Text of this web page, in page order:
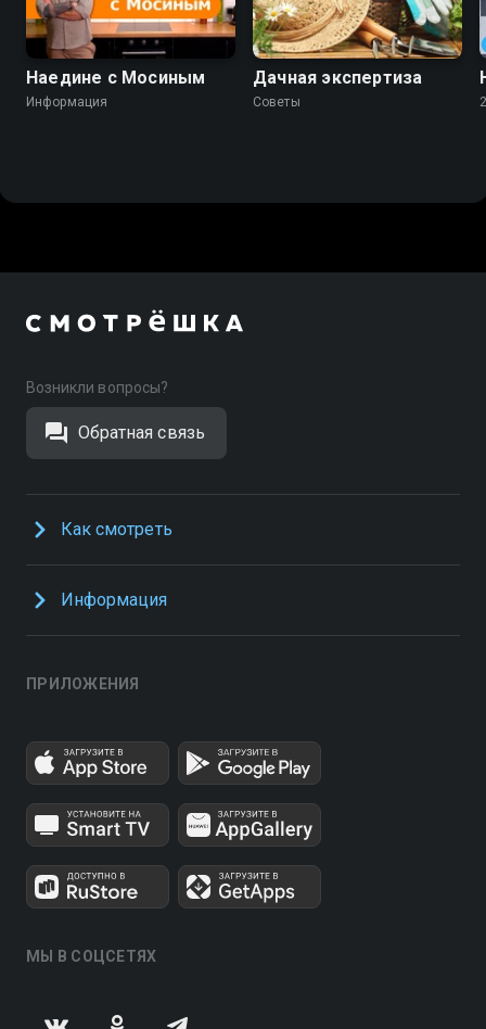
Наедине с Мосиным
Информация
Дачная экспертиза
Советы
Возникли вопросы?
Обратная связь
Как смотреть
Информация
ПРИЛОЖЕНИЯ
МЫ В СОЦСЕТЯХ